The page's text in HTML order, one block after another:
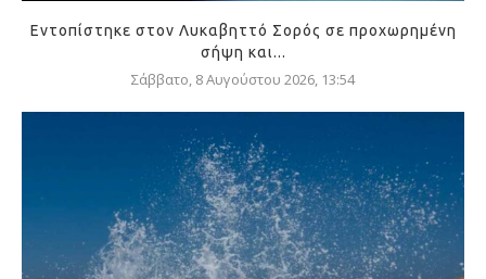
Εντοπίστηκε στον Λυκαβηττό Σορός σε προχωρημένη
σήψη και...
Σάββατο, 8 Αυγούστου 2026, 13:54